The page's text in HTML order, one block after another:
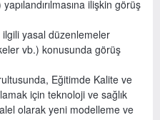
ilişkin görüş
yasal düzenlemeler
vb.) konusunda görüş
Eğitimde Kalite ve
için teknoloji ve sağlık
olarak yeni modelleme ve